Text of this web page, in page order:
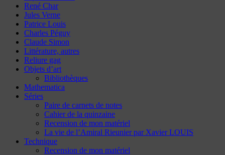
René Char
Jules Verne
Patrice Louis
Charles Péguy
Claude Simon
Littérature, autres
Reliure gag
Objets d’art
Bibliothèques
Mathematica
Séries
Paire de carnets de notes
Cahier de la quinzaine
Recension de mon matériel
La vie de l’Amiral Rieunier par Xavier LOUIS
Technique
Recension de mon matériel